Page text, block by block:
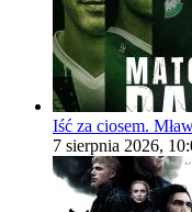
Iść za ciosem.
7 sierpnia 2026,